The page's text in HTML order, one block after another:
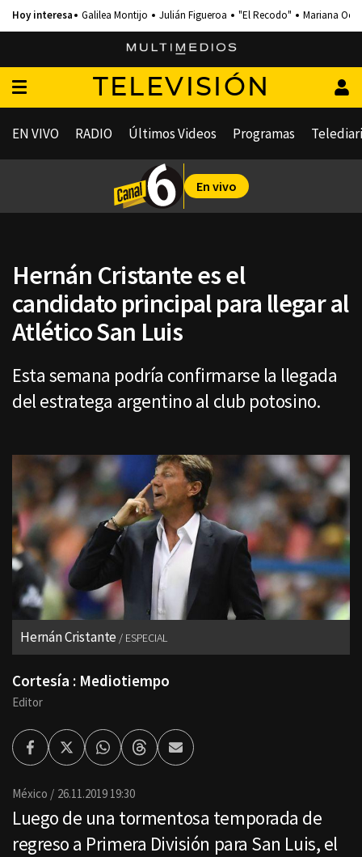
Galilea Montijo Julián Figueroa "El Recodo" Mariana
TELEVISIÓN
EN VIVO RADIO Últimos Videos Programas
En vivo
Hernán Cristante es el
candidato principal para llegar al
Atlético San Luis
Esta semana podría confirmarse la llegada
del estratega argentino al club potosino.
Hernán Cristante ESPECIAL
Cortesía : Mediotiempo
Editor
FacebookTwitterWhatsappThreadsEnviar
por
México 26.11.2019 19:30
Luego de una tormentosa temporada de
regreso a Primera División para San Luis, el